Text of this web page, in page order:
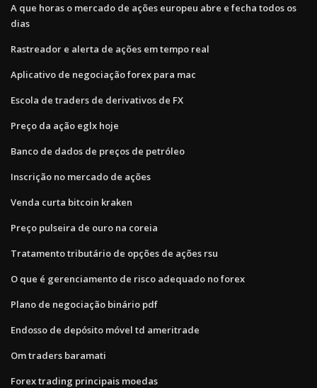
A que horas o mercado de ações europeu abre e fecha todos os
dias
Rastreador e alerta de ações em tempo real
Aplicativo de negociação forex para mac
Escola de traders de derivativos de FX
Preço da ação eglx hoje
Banco de dados de preços de petróleo
Inscrição no mercado de ações
Venda curta bitcoin kraken
Preço pulseira de ouro na coreia
Tratamento tributário de opções de ações rsu
O que é gerenciamento de risco adequado no forex
Plano de negociação binário pdf
Endosso de depósito móvel td ameritrade
Om traders baramati
Forex trading principais moedas